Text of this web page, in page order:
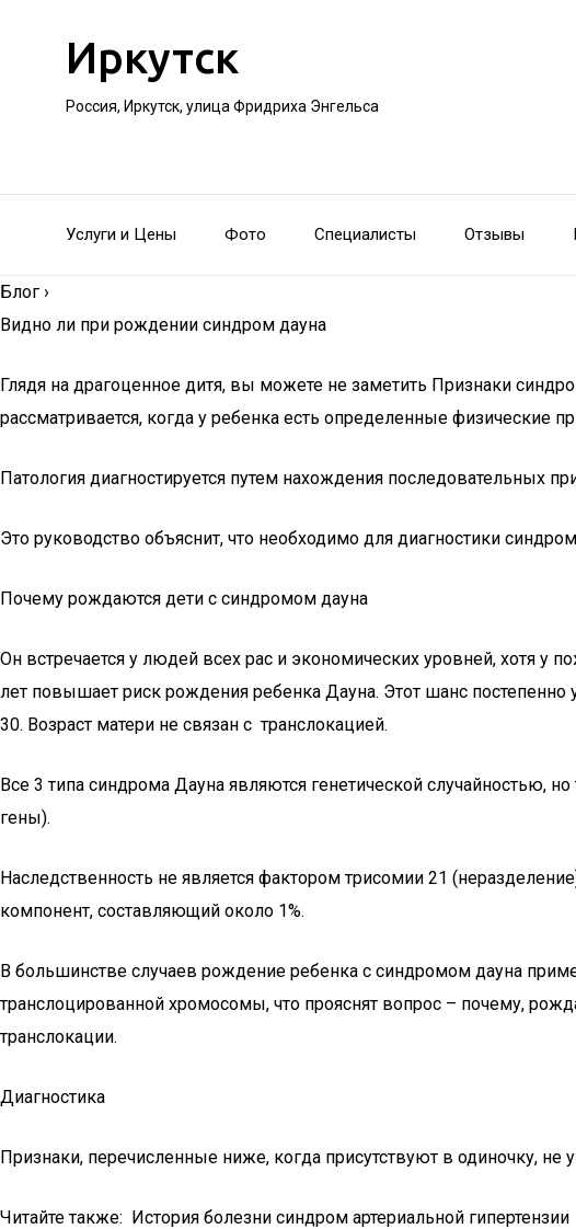
Иркутск
Россия, Иркутск, улица Фридриха Энгельса
Услуги и Цены Фото Специалисты Отзывы
Блог ›
Видно ли при рождении синдром дауна
Глядя на драгоценное дитя, вы можете не заметить Признаки
рассматривается, когда у ребенка есть определенные
Патология диагностируется путем нахождения последовательных
Это руководство объяснит, что необходимо для диагностики
Почему рождаются дети с синдромом дауна
Он встречается у людей всех рас и экономических уровней, хотя
лет повышает риск рождения ребенка Дауна. Этот шанс постепенно
30. Возраст матери не связан с транслокацией.
Все 3 типа синдрома Дауна являются генетической случайностью,
гены).
Наследственность не является фактором трисомии 21
компонент, составляющий около 1%.
В большинстве случаев рождение ребенка с синдромом дауна
транслоцированной хромосомы, что прояснят вопрос – почему,
транслокации.
Диагностика
Признаки, перечисленные ниже, когда присутствуют в одиночку,
Читайте также: История болезни синдром артериальной гипертензии